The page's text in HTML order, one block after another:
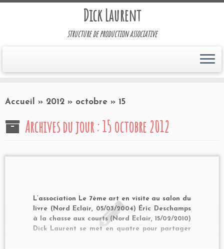
Dick Laurent
structure de production associative
Accueil » 2012 » octobre » 15
Archives du jour :15 octobre 2012
L’association Le 7ème art en visite au salon du
livre (Nord Eclair, 05/03/2004) Éric Deschamps
à la chasse aux courts (Nord Eclair, 15/02/2010)
Dick Laurent se met en quatre pour partager